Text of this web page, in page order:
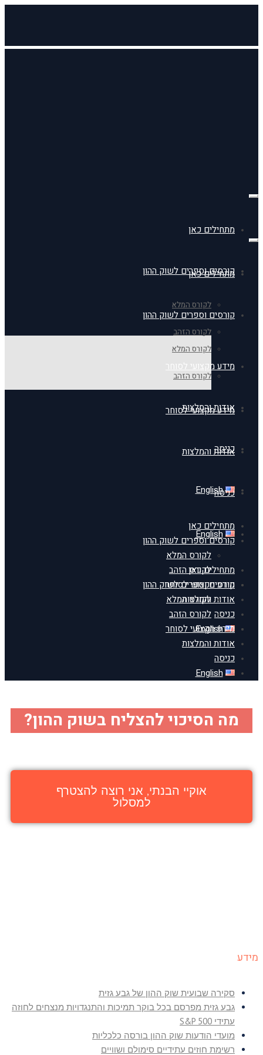
תפריט
מתחילים כאן
קורסים וספרים לשוק ההון
לקורס המלא
לקורס הזהב
מידע מקצועי לסוחר
אודות והמלצות
כניסה
English
מתחילים כאן
קורסים וספרים לשוק ההון
לקורס המלא
לקורס הזהב
מידע מקצועי לסוחר
אודות והמלצות
כניסה
English
תפריט
מתחילים כאן
קורסים וספרים לשוק ההון
לקורס המלא
לקורס הזהב
מידע מקצועי לסוחר
אודות והמלצות
כניסה
English
מתחילים כאן
קורסים וספרים לשוק ההון
לקורס המלא
לקורס הזהב
מידע מקצועי לסוחר
אודות והמלצות
כניסה
English
מה הסיכוי להצליח בשוק ההון?
אוקיי הבנתי, אני רוצה להצטרף
למסלול
מידע
סקירה שבועית שוק ההון של גבע גזית
גבע גזית מפרסם בכל בוקר תמיכות והתנגדויות מנצחים לחוזה
עתידי S&P 500
מועדי הודעות שוק ההון בורסה כלכליות
רשימת חוזים עתידיים סימולם ושוויים